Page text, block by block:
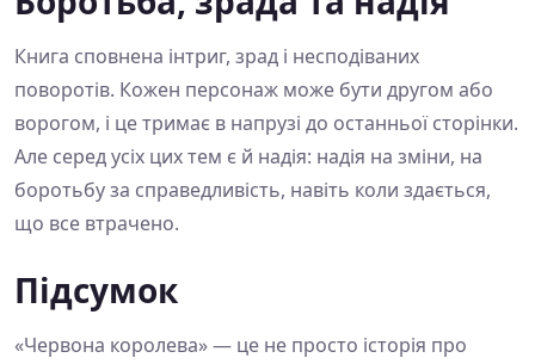
Книга сповнена інтриг, зрад і несподіваних
поворотів. Кожен персонаж може бути другом або
ворогом, і це тримає в напрузі до останньої сторінки.
Але серед усіх цих тем є й надія: надія на зміни, на
боротьбу за справедливість, навіть коли здається,
що все втрачено.
Підсумок
«Червона королева» — це не просто історія про